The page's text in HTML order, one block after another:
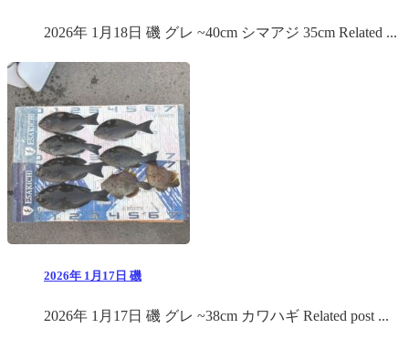
2026年 1月18日 磯 グレ ~40cm シマアジ 35cm Related ...
2026年 1月17日 磯
2026年 1月17日 磯 グレ ~38cm カワハギ Related post ...